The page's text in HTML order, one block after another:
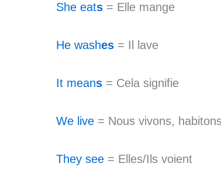
She eats = Elle mange
He washes = Il lave
It means = Cela signifie
We live = Nous vivons,
They see = Elles/Ils voient